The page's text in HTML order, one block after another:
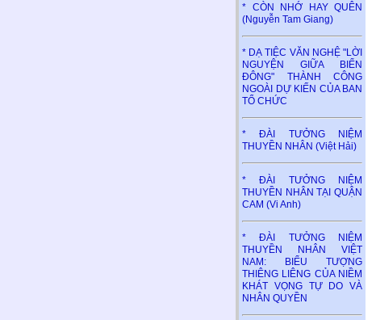
* CÒN NHỚ HAY QUÊN
(Nguyễn Tam Giang)
* DẠ TIỆC VĂN NGHỆ "LỜI
NGUYỆN GIỮA BIỂN
ĐÔNG" THÀNH CÔNG
NGOÀI DỰ KIẾN CỦA BAN
TỔ CHỨC
* ĐÀI TƯỞNG NIỆM
THUYỀN NHÂN (Việt Hải)
* ĐÀI TƯỞNG NIỆM
THUYỀN NHÂN TẠI QUẬN
CAM (Vi Anh)
* ĐÀI TƯỞNG NIỆM
THUYỀN NHÂN VIỆT
NAM: BIỂU TƯỢNG
THIÊNG LIÊNG CỦA NIỀM
KHÁT VỌNG TỰ DO VÀ
NHÂN QUYỀN